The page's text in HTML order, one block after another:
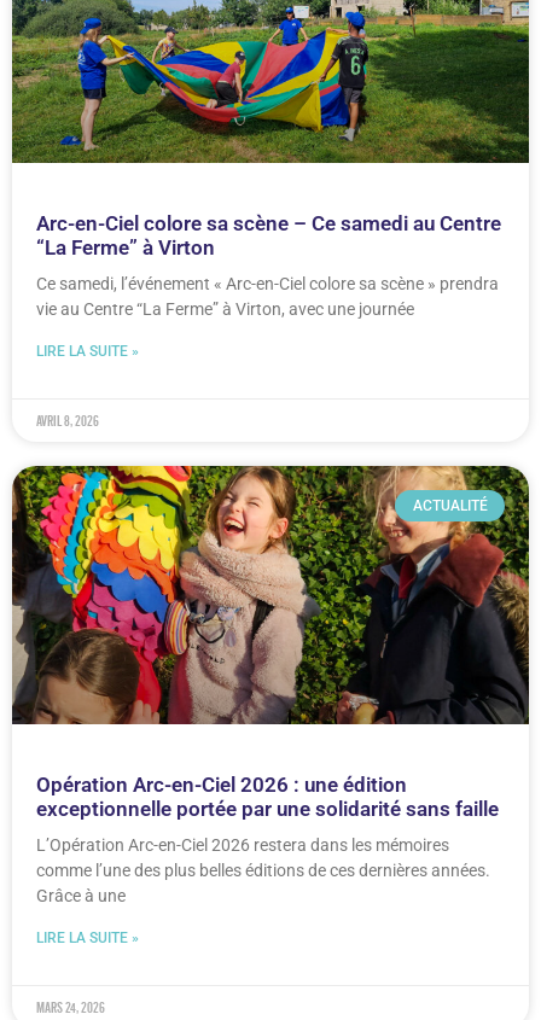
Arc-en-Ciel colore sa scène – Ce samedi au Centre
“La Ferme” à Virton
Ce samedi, l’événement « Arc-en-Ciel colore sa scène » prendra
vie au Centre “La Ferme” à Virton, avec une journée
LIRE LA SUITE »
avril 8, 2026
ACTUALITÉ
Opération Arc-en-Ciel 2026 : une édition
exceptionnelle portée par une solidarité sans faille
L’Opération Arc-en-Ciel 2026 restera dans les mémoires
comme l’une des plus belles éditions de ces dernières années.
Grâce à une
LIRE LA SUITE »
mars 24, 2026